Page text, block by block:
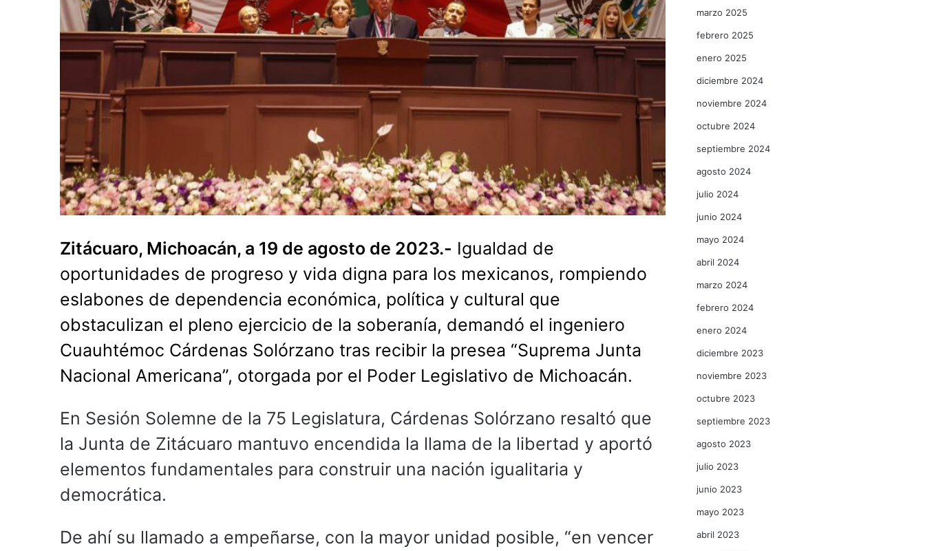
Zitácuaro, Michoacán, a 19 de agosto de 2023.- Igualdad de
oportunidades de progreso y vida digna para los mexicanos, rompiendo
eslabones de dependencia económica, política y cultural que
obstaculizan el pleno ejercicio de la soberanía, demandó el ingeniero
Cuauhtémoc Cárdenas Solórzano tras recibir la presea “Suprema Junta
Nacional Americana”, otorgada por el Poder Legislativo de Michoacán.
En Sesión Solemne de la 75 Legislatura, Cárdenas Solórzano resaltó que
la Junta de Zitácuaro mantuvo encendida la llama de la libertad y aportó
elementos fundamentales para construir una nación igualitaria y
democrática.
De ahí su llamado a empeñarse, con la mayor unidad posible, “en vencer
marzo 2025
febrero 2025
enero 2025
diciembre 2024
noviembre 2024
octubre 2024
septiembre 2024
agosto 2024
julio 2024
junio 2024
mayo 2024
abril 2024
marzo 2024
febrero 2024
enero 2024
diciembre 2023
noviembre 2023
octubre 2023
septiembre 2023
agosto 2023
julio 2023
junio 2023
mayo 2023
abril 2023